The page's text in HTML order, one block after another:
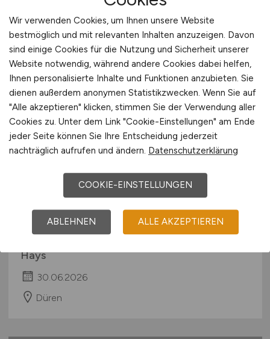
Scheidt & Bachmann Signalling Systems
GmbH
07.07.2026
Mönchengladbach bei Düsseldorf
SAP CO Berater (m/w/d)
Hays
30.06.2026
Düren
Wir verwenden Cookies, um Ihnen unsere Website
bestmöglich und mit relevanten Inhalten anzuzeigen. Davon
sind einige Cookies für die Nutzung und Sicherheit unserer
Website notwendig, während andere Cookies dabei helfen,
Ihnen personalisierte Inhalte und Funktionen anzubieten. Sie
dienen außerdem anonymen Statistikzwecken. Wenn Sie auf
"Alle akzeptieren" klicken, stimmen Sie der Verwendung aller
Cookies zu. Unter dem Link "Cookie-Einstellungen" am Ende
jeder Seite können Sie Ihre Entscheidung jederzeit
nachträglich aufrufen und ändern. Datenschutzerklärung
COOKIE-EINSTELLUNGEN
ABLEHNEN ALLE AKZEPTIEREN